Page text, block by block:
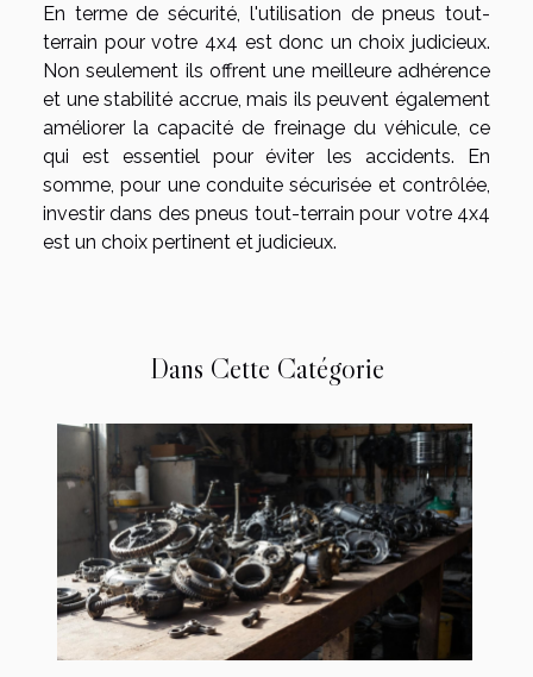
En terme de sécurité, l'utilisation de pneus tout-
terrain pour votre 4x4 est donc un choix judicieux.
Non seulement ils offrent une meilleure adhérence
et une stabilité accrue, mais ils peuvent également
améliorer la capacité de freinage du véhicule, ce
qui est essentiel pour éviter les accidents. En
somme, pour une conduite sécurisée et contrôlée,
investir dans des pneus tout-terrain pour votre 4x4
est un choix pertinent et judicieux.
Dans Cette Catégorie